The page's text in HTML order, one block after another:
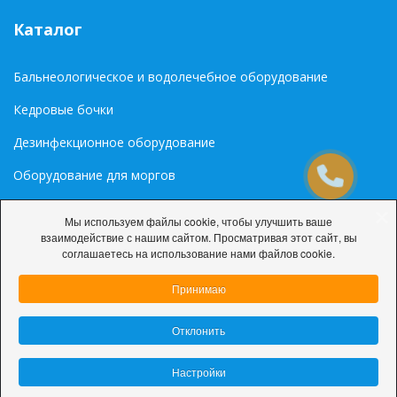
Мы используем файлы cookie, чтобы улучшить ваше
взаимодействие с нашим сайтом. Просматривая этот сайт, вы
соглашаетесь на использование нами файлов cookie.
Принимаю
Отклонить
Настройки
Каталог
Бальнеологическое и водолечебное оборудование
Кедровые бочки
Дезинфекционное оборудование
Оборудование для моргов
Палитра цветов RAL
© 2026 ООО «ДарниЛюкС»
Политика конфиденциальности
Настройки cookie